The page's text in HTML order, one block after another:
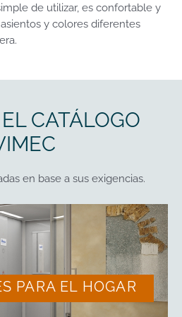
de utilizar, es confortable y
y colores diferentes
CATÁLOGO
en base a sus exigencias.
PARA EL HOGAR